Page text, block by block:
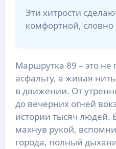
Эти хитрости сделают поездку
комфортной, словно
Маршрутка 89 – это не
асфальту, а живая
в движении. От
до вечерних огней
истории тысяч людей.
махнув рукой,
города, полный